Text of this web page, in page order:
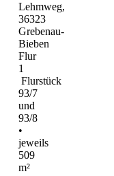
Lehmweg,
36323
Grebenau-
Bieben
Flur
1
Flurstück
93/7
und
93/8
•
jeweils
509
m²